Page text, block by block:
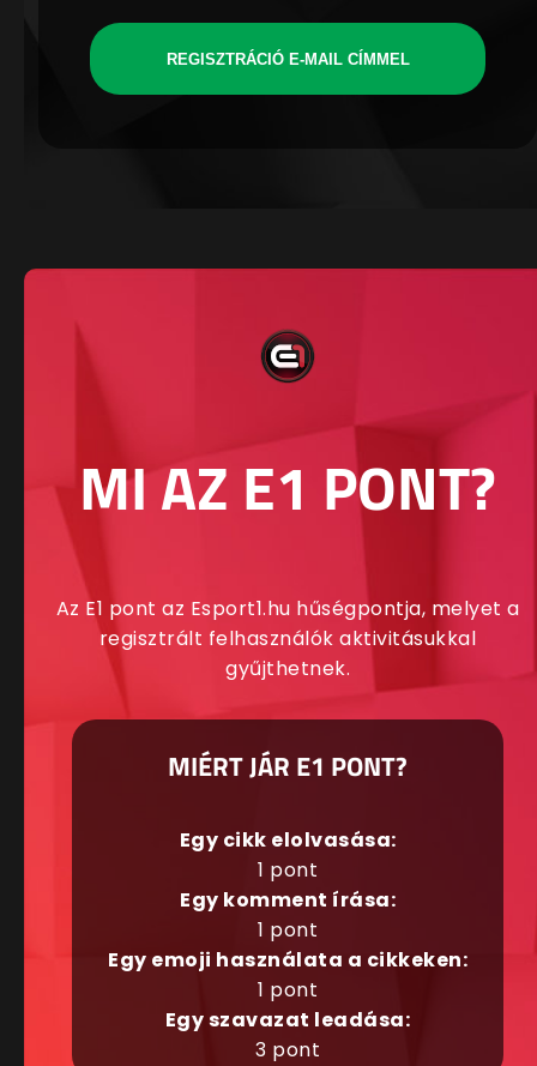
REGISZTRÁCIÓ E-MAIL CÍMMEL
MI AZ E1 PONT?
Az E1 pont az Esport1.hu hűségpontja, melyet a
regisztrált felhasználók aktivitásukkal
gyűjthetnek.
MIÉRT JÁR E1 PONT?
Egy cikk elolvasása:
1 pont
Egy komment írása:
1 pont
Egy emoji használata a cikkeken:
1 pont
Egy szavazat leadása:
3 pont